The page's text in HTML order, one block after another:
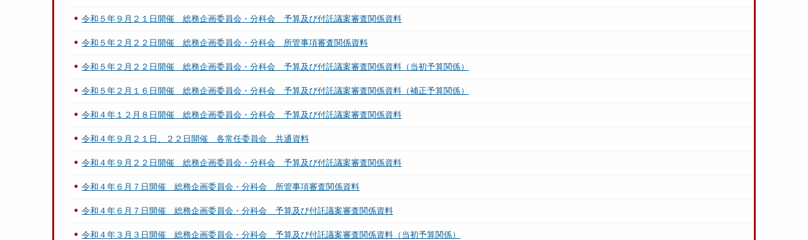
令和５年９月２１日開催 総務企画委員会・分科会 予算及び付託議案審査関係資料
令和５年２月２２日開催 総務企画委員会・分科会 所管事項審査関係資料
令和５年２月２２日開催 総務企画委員会・分科会 予算及び付託議案審査関係資料（当初予算関係）
令和５年２月１６日開催 総務企画委員会・分科会 予算及び付託議案審査関係資料（補正予算関係）
令和４年１２月８日開催 総務企画委員会・分科会 予算及び付託議案審査関係資料
令和４年９月２１日、２２日開催 各常任委員会 共通資料
令和４年９月２２日開催 総務企画委員会・分科会 予算及び付託議案審査関係資料
令和４年６月７日開催 総務企画委員会・分科会 所管事項審査関係資料
令和４年６月７日開催 総務企画委員会・分科会 予算及び付託議案審査関係資料
令和４年３月３日開催 総務企画委員会・分科会 予算及び付託議案審査関係資料（当初予算関係）